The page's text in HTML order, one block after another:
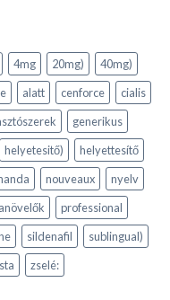
4mg 20mg)
40mg)
alatt cenforce
cialis
generikus
helyetesitő)
helyettesítő
nouveaux
nyelv
professional
sildenafil
sublingual)
zselé: